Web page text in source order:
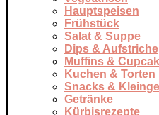
Hauptspeisen
Frühstück
Salat & Suppe
Dips & Aufstriche
Muffins &
Kuchen & Torten
Snacks &
Getränke
Kürbisrezepte